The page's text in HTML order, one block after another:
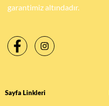
garantimiz altındadır.
Sayfa Linkleri